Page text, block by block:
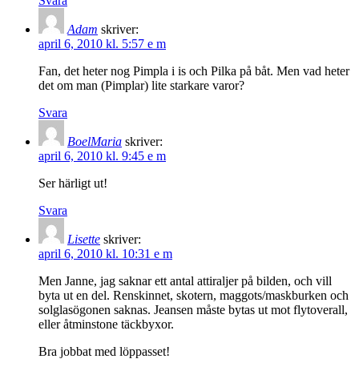
Adam skriver:
april 6, 2010 kl. 5:57 e m
Fan, det heter nog Pimpla i is och Pilka på båt. Men vad heter
det om man (Pimplar) lite starkare varor?
Svara
BoelMaria skriver:
april 6, 2010 kl. 9:45 e m
Ser härligt ut!
Svara
Lisette skriver:
april 6, 2010 kl. 10:31 e m
Men Janne, jag saknar ett antal attiraljer på bilden, och vill
byta ut en del. Renskinnet, skotern, maggots/maskburken och
solglasögonen saknas. Jeansen måste bytas ut mot flytoverall,
eller åtminstone täckbyxor.
Bra jobbat med löppasset!